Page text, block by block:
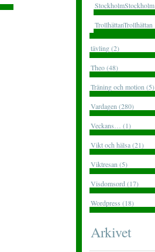
StockholmStockholm
TrollhättanTrollhättan
tävling (2)
Theo (48)
Träning och motion (5)
Vardagen (280)
Veckans… (1)
Vikt och hälsa (21)
Viktresan (5)
Visdomsord (17)
Wordpress (18)
Arkivet